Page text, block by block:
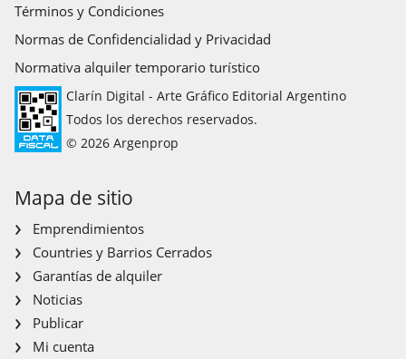
Términos y Condiciones
Normas de Confidencialidad y Privacidad
Normativa alquiler temporario turístico
Clarín Digital - Arte Gráfico Editorial Argentino
Todos los derechos reservados.
© 2026 Argenprop
Mapa de sitio
Emprendimientos
Countries y Barrios Cerrados
Garantías de alquiler
Noticias
Publicar
Mi cuenta